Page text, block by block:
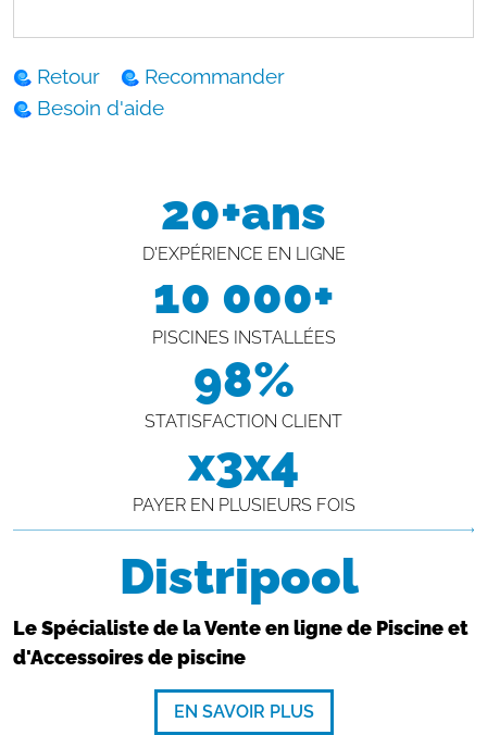
Retour
Recommander
Besoin d'aide
20+ans
D'EXPÉRIENCE EN LIGNE
10 000+
PISCINES INSTALLÉES
98%
STATISFACTION CLIENT
x3x4
PAYER EN PLUSIEURS FOIS
Distripool
Le Spécialiste de la Vente en ligne de Piscine et
d'Accessoires de piscine
EN SAVOIR PLUS